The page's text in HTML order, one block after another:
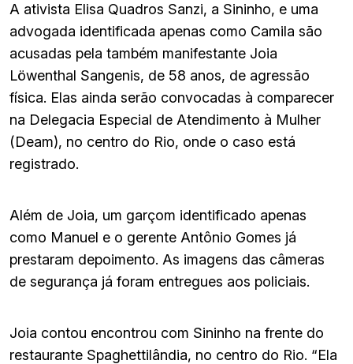
A ativista Elisa Quadros Sanzi, a Sininho, e uma
advogada identificada apenas como Camila são
acusadas pela também manifestante Joia
Löwenthal Sangenis, de 58 anos, de agressão
física. Elas ainda serão convocadas à comparecer
na Delegacia Especial de Atendimento à Mulher
(Deam), no centro do Rio, onde o caso está
registrado.
Além de Joia, um garçom identificado apenas
como Manuel e o gerente Antônio Gomes já
prestaram depoimento. As imagens das câmeras
de segurança já foram entregues aos policiais.
Joia contou encontrou com Sininho na frente do
restaurante Spaghettilândia, no centro do Rio. “Ela